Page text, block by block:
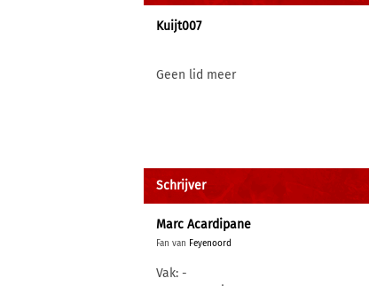
Kuijt007
Geen lid meer
Schrijver
Marc Acardipane
Fan van Feyenoord
Vak: -